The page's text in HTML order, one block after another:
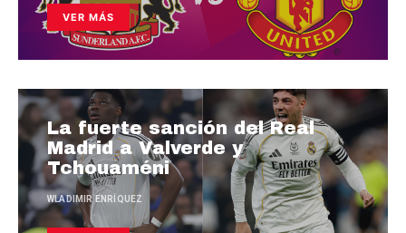
VER MÁS
La fuerte sanción del Real
Madrid a Valverde y
Tchouaméni
WLADIMIR ENRÍQUEZ